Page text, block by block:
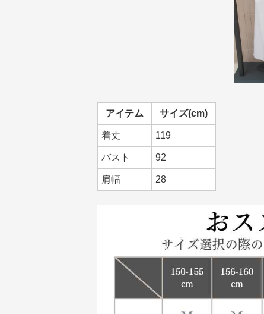
アイテム サイズ(cm)
着丈 119
バスト 92
肩幅 28